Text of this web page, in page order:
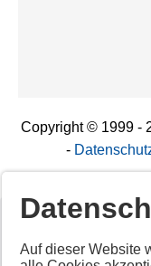
Copyright © 1999 -
-
Auf dieser Website